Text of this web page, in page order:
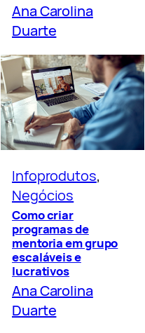
Ana Carolina
Duarte
Infoprodutos
Negócios
Como criar
programas de
mentoria em grupo
escaláveis e
lucrativos
Ana Carolina
Duarte